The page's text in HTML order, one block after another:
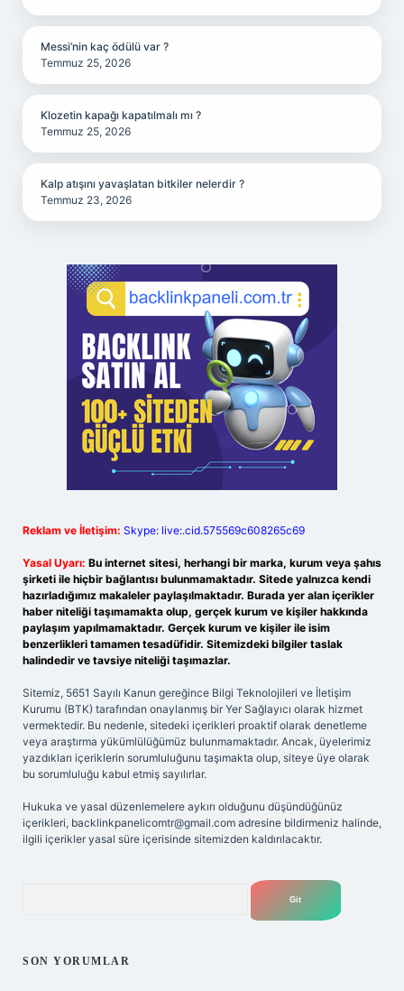
Messi’nin kaç ödülü var ?
Temmuz 25, 2026
Klozetin kapağı kapatılmalı mı ?
Temmuz 25, 2026
Kalp atışını yavaşlatan bitkiler nelerdir ?
Temmuz 23, 2026
Reklam ve İletişim: Skype: live:.cid.575569c608265c69
Yasal Uyarı: Bu internet sitesi, herhangi bir marka, kurum veya şahıs
şirketi ile hiçbir bağlantısı bulunmamaktadır. Sitede yalnızca kendi
hazırladığımız makaleler paylaşılmaktadır. Burada yer alan içerikler
haber niteliği taşımamakta olup, gerçek kurum ve kişiler hakkında
paylaşım yapılmamaktadır. Gerçek kurum ve kişiler ile isim
benzerlikleri tamamen tesadüfidir. Sitemizdeki bilgiler taslak
halindedir ve tavsiye niteliği taşımazlar.
Sitemiz, 5651 Sayılı Kanun gereğince Bilgi Teknolojileri ve İletişim
Kurumu (BTK) tarafından onaylanmış bir Yer Sağlayıcı olarak hizmet
vermektedir. Bu nedenle, sitedeki içerikleri proaktif olarak denetleme
veya araştırma yükümlülüğümüz bulunmamaktadır. Ancak, üyelerimiz
yazdıkları içeriklerin sorumluluğunu taşımakta olup, siteye üye olarak
bu sorumluluğu kabul etmiş sayılırlar.
Hukuka ve yasal düzenlemelere aykırı olduğunu düşündüğünüz
içerikleri, backlinkpanelicomtr@gmail.com adresine bildirmeniz halinde,
ilgili içerikler yasal süre içerisinde sitemizden kaldırılacaktır.
SON YORUMLAR